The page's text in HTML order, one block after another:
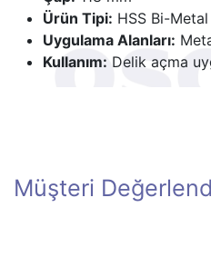
Ürün Tipi: HSS Bi-
Uygulama Alanları:
Kullanım: Delik açma
Müşteri